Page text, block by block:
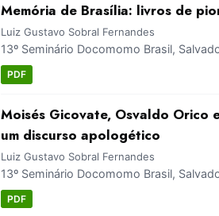
Memória de Brasília: livros de
Luiz Gustavo Sobral Fernandes
13º Seminário Docomomo Brasil,
PDF
Moisés Gicovate, Osvaldo Orico
um discurso apologético
Luiz Gustavo Sobral Fernandes
13º Seminário Docomomo Brasil,
PDF